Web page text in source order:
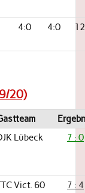
4:0 4:0
20)
Lübeck 7 : 0
Vict. 60
7 : 4